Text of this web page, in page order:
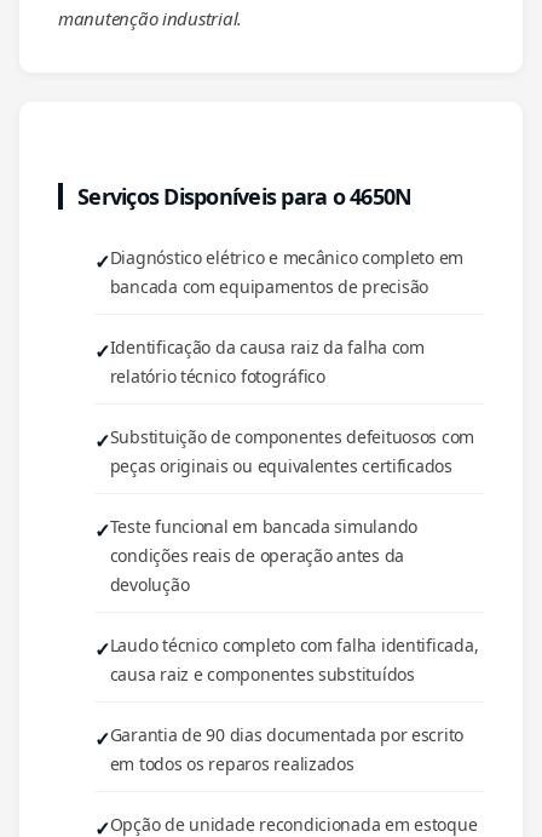
manutenção industrial.
Serviços Disponíveis para o 4650N
Diagnóstico elétrico e mecânico completo em
bancada com equipamentos de precisão
Identificação da causa raiz da falha com
relatório técnico fotográfico
Substituição de componentes defeituosos com
peças originais ou equivalentes certificados
Teste funcional em bancada simulando
condições reais de operação antes da
devolução
Laudo técnico completo com falha identificada,
causa raiz e componentes substituídos
Garantia de 90 dias documentada por escrito
em todos os reparos realizados
Opção de unidade recondicionada em estoque